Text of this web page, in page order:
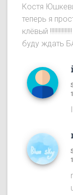
Костя
теперь я
клёвый
буду ждать